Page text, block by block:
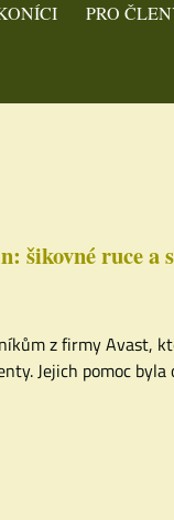
PRO
šikovné ruce a
z firmy Avast,
Jejich pomoc